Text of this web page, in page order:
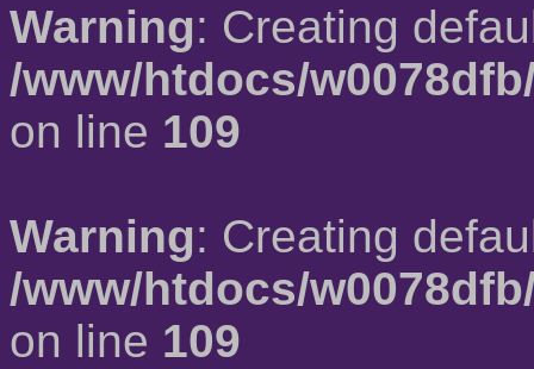
Warning: Creating
/www/htdocs/
on line 109
Warning: Creating
/www/htdocs/
on line 109